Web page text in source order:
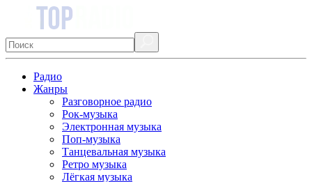
Радио
Жанры
Разговорное радио
Рок-музыка
Электронная музыка
Поп-музыка
Танцевальная музыка
Ретро музыка
Лёгкая музыка